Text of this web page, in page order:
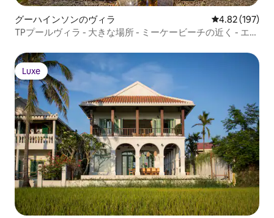
グーハインソンのヴィラ レビュー197
4.82 (197)
TPプールヴィラ - 大きな場所 - ミーケービーチの近く - エア
Luxe
Luxe